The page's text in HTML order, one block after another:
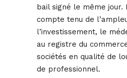
bail signé le même jour.
compte tenu de
l’investissement, le
au registre du
sociétés en qualité de
de professionnel.